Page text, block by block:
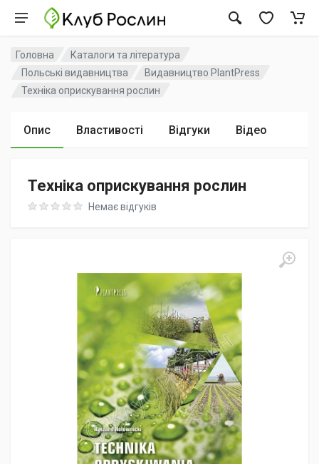
Головна
Каталоги та література
Польські видавництва
Видавництво PlantPress
Техніка оприскування рослин
Опис Властивості Відгуки Відео
Техніка оприскування рослин
Rating: 0 out of 5Немає відгуків